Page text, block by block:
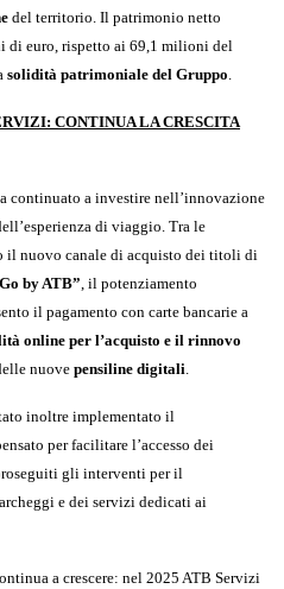
del territorio. Il patrimonio netto
di euro, rispetto ai 69,1 milioni del
solidità patrimoniale del Gruppo.
CONTINUA LA CRESCITA
continuato a investire nell’innovazione
di viaggio. Tra le
nuovo canale di acquisto dei titoli di
by ATB”, il potenziamento
il pagamento con carte bancarie a
online per l’acquisto e il rinnovo
nuove pensiline digitali.
inoltre implementato il
per facilitare l’accesso dei
gli interventi per il
e dei servizi dedicati ai
a crescere: nel 2025 ATB Servizi